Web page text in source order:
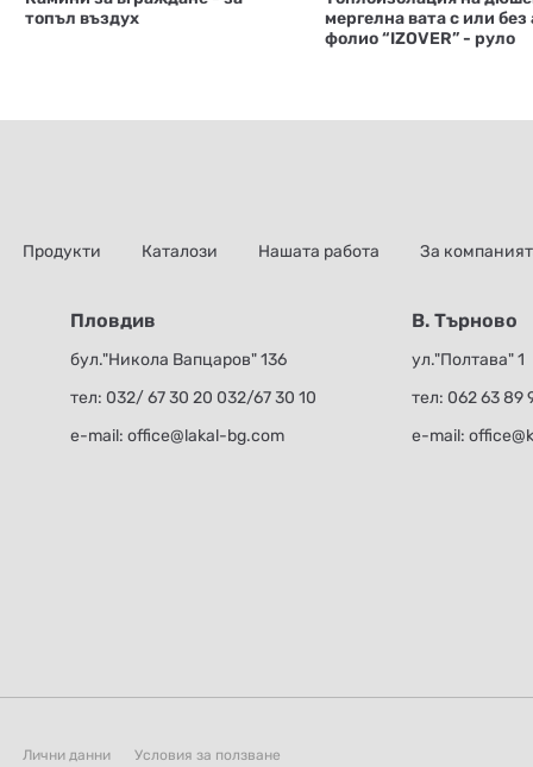
топъл въздух
мергелна вата с или без
фолио “IZOVER” - руло
Продукти Каталози Нашата работа За
Пловдив
бул."Никола Вапцаров" 136
тел: 032/ 67 30 20 032/67 30 10
е-mail: office@lakal-bg.com
В. Търново
ул."Полтава" 1
тел: 062 63 89
е-mail:
Лични данни Условия за ползване